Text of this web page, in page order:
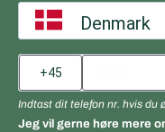
Denmark
Indtast dit telefon nr. hvis du
Jeg vil gerne høre mere